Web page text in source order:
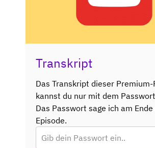
Transkript
Das Transkript dieser Premium-
kannst du nur mit dem
Das Passwort sage ich am
Episode.